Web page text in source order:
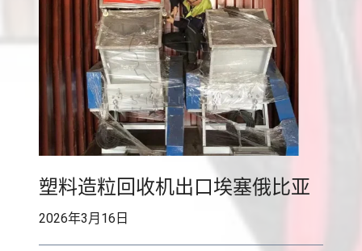
i
c
G
r
a
n
u
a
t
塑料造粒回收机出口埃塞俄比亚
2026年3月16日